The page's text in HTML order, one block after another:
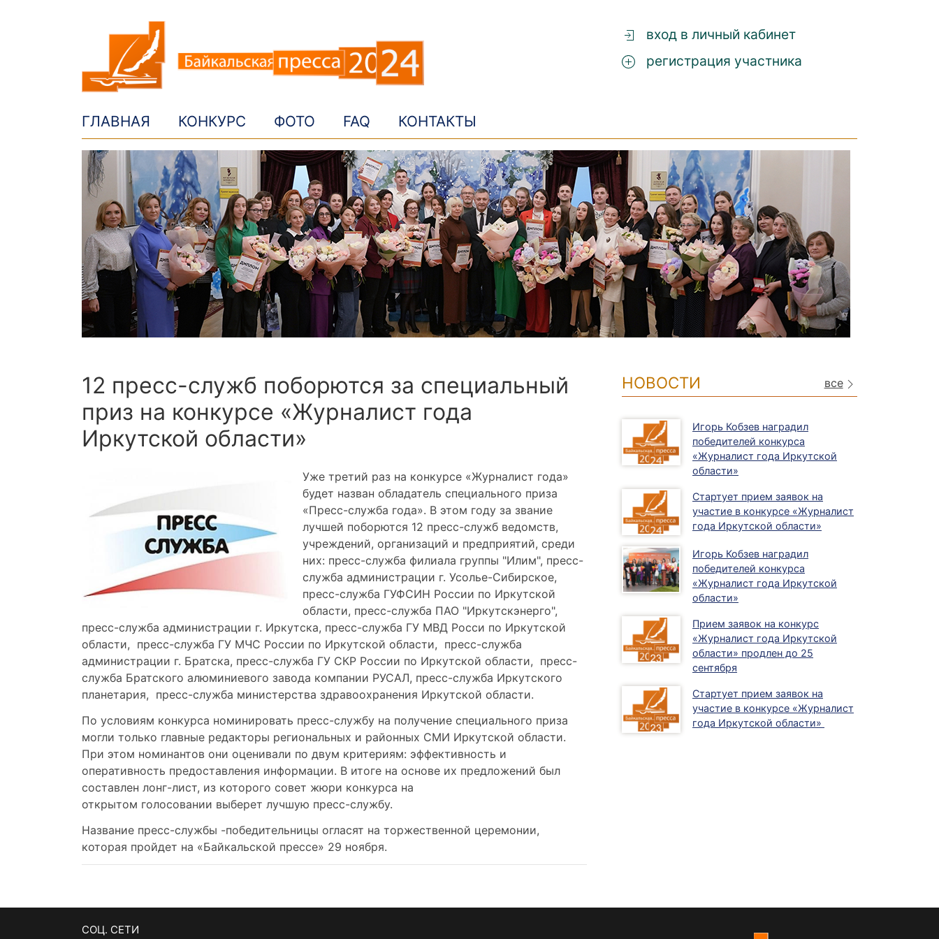
вход в личный кабинет
регистрация участника
ГЛАВНАЯ КОНКУРС ФОТО FAQ КОНТАКТЫ
12 пресс-служб поборются за специальный
приз на конкурсе «Журналист года
Иркутской области»
Уже третий раз на конкурсе «Журналист года»
будет назван обладатель специального приза
«Пресс-служба года». В этом году за звание
лучшей поборются 12 пресс-служб ведомств,
учреждений, организаций и предприятий, среди
них: пресс-служба филиала группы "Илим", пресс-
служба администрации г. Усолье-Сибирское,
пресс-служба ГУФСИН России по Иркутской
области, пресс-служба ПАО "Иркутскэнерго",
пресс-служба администрации г. Иркутска, пресс-служба ГУ МВД Росси по Иркутской
области, пресс-служба ГУ МЧС России по Иркутской области, пресс-служба
администрации г. Братска, пресс-служба ГУ СКР России по Иркутской области, пресс-
служба Братского алюминиевого завода компании РУСАЛ, пресс-служба Иркутского
планетария, пресс-служба министерства здравоохранения Иркутской области.
По условиям конкурса номинировать пресс-службу на получение специального приза
могли только главные редакторы региональных и районных СМИ Иркутской области.
При этом номинантов они оценивали по двум критериям: эффективность и
оперативность предоставления информации. В итоге на основе их предложений был
составлен лонг-лист, из которого совет жюри конкурса на
открытом голосовании выберет лучшую пресс-службу.
Название пресс-службы -победительницы огласят на торжественной церемонии,
которая пройдет на «Байкальской прессе» 29 ноября.
все
НОВОСТИ
Игорь Кобзев наградил
победителей конкурса
«Журналист года Иркутской
области»
Стартует прием заявок на
участие в конкурсе «Журналист
года Иркутской области»
Игорь Кобзев наградил
победителей конкурса
«Журналист года Иркутской
области»
Прием заявок на конкурс
«Журналист года Иркутской
области» продлен до 25
сентября
Стартует прием заявок на
участие в конкурсе «Журналист
года Иркутской области»
CОЦ. СЕТИ